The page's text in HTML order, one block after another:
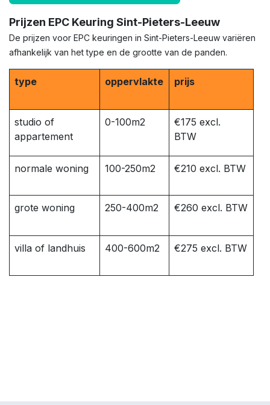
Prijzen EPC Keuring Sint-Pieters-Leeuw
De prijzen voor EPC keuringen in Sint-Pieters-Leeuw variëren
afhankelijk van het type en de grootte van de panden.
type oppervlakte prijs
studio of
appartement
0-100m2
€175 excl.
BTW
normale woning 100-250m2 €210 excl. BTW
grote woning 250-400m2 €260 excl. BTW
villa of landhuis 400-600m2 €275 excl. BTW